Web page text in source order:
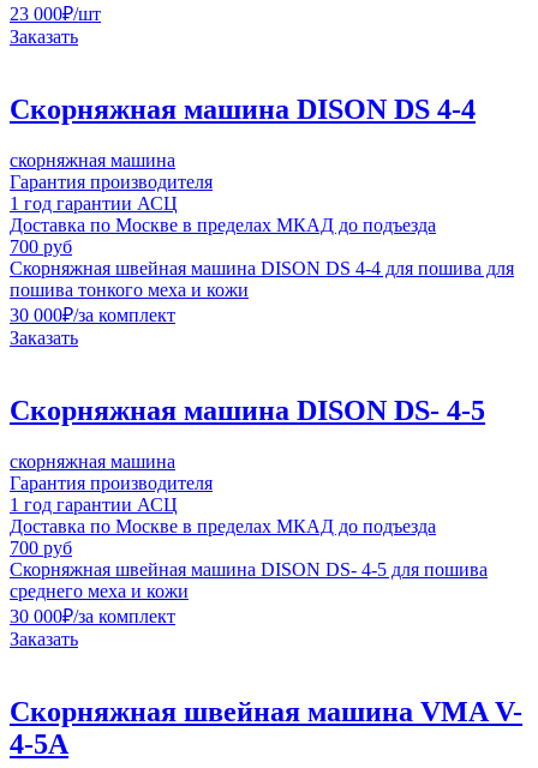
23 000₽/шт
Заказать
Скорняжная машина DISON DS 4-4
скорняжная машина
Гарантия производителя
1 год гарантии АСЦ
Доставка по Москве в пределах МКАД до подъезда
700 руб
Скорняжная швейная машина DISON DS 4-4 для пошива для
пошива тонкого меха и кожи
30 000₽/за комплект
Заказать
Скорняжная машина DISON DS- 4-5
скорняжная машина
Гарантия производителя
1 год гарантии АСЦ
Доставка по Москве в пределах МКАД до подъезда
700 руб
Скорняжная швейная машина DISON DS- 4-5 для пошива
среднего меха и кожи
30 000₽/за комплект
Заказать
Cкорняжная швейная машина VMA V-
4-5A